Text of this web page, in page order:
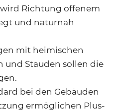
Richtung offenem
und naturnah
mit heimischen
und Stauden sollen die
bei den Gebäuden
ermöglichen Plus-